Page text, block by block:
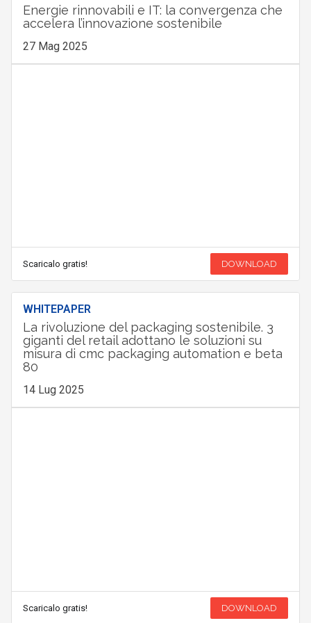
Energie rinnovabili e IT: la convergenza che
accelera l’innovazione sostenibile
27 Mag 2025
Scaricalo gratis! DOWNLOAD
WHITEPAPER
La rivoluzione del packaging sostenibile. 3
giganti del retail adottano le soluzioni su
misura di cmc packaging automation e beta
80
14 Lug 2025
Scaricalo gratis! DOWNLOAD